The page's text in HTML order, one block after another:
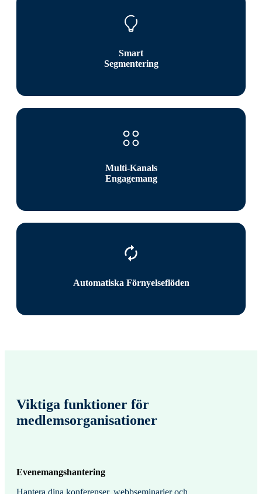
Smart
Segmentering
Multi-Kanals
Engagemang
Automatiska Förnyelseflöden
Viktiga funktioner för
medlemsorganisationer
Evenemangshantering